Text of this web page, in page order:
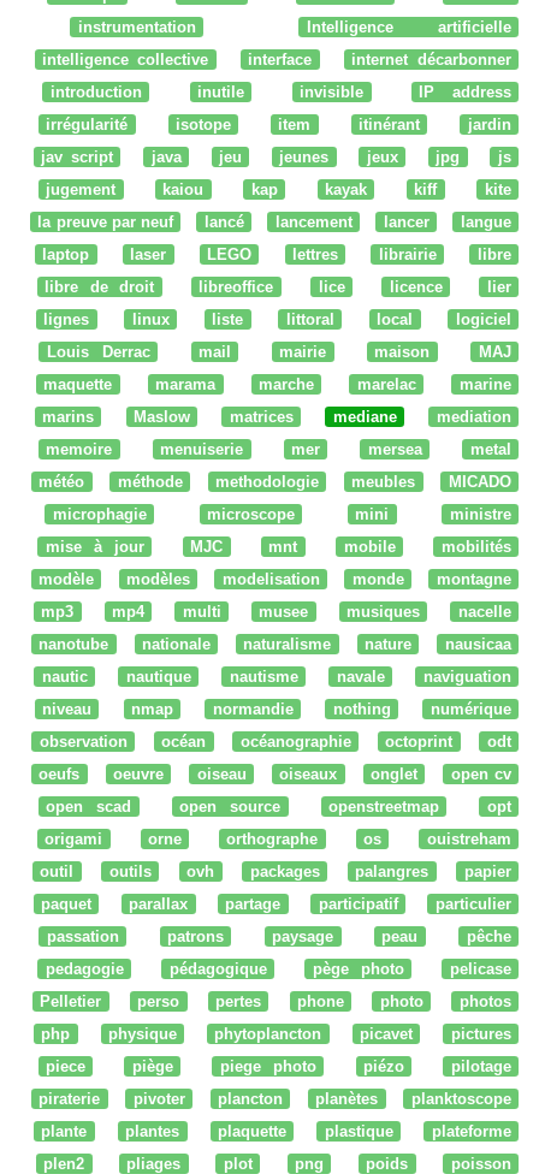
instrumentation
Intelligence artificielle
intelligence collective
interface
internet décarbonner
introduction
inutile invisible
IP address
irrégularité
isotope item itinérant
jardin
jav script
java jeu jeunes jeux jpg
js
jugement
kaiou kap kayak kiff
kite
la preuve par neuf
lancé lancement lancer
langue
laptop
laser LEGO lettres librairie
libre
libre de droit
libreoffice lice licence
lier
lignes
linux liste littoral local
logiciel
Louis Derrac
mail mairie maison
MAJ
maquette
marama marche marelac
marine
marins
Maslow matrices mediane
mediation
memoire
menuiserie mer mersea
metal
météo
méthode methodologie meubles
MICADO
microphagie
microscope mini
ministre
mise à jour
MJC mnt mobile
mobilités
modèle
modèles modelisation monde
montagne
mp3
mp4 multi musee musiques
nacelle
nanotube
nationale naturalisme nature
nausicaa
nautic
nautique nautisme navale
naviguation
niveau
nmap normandie nothing
numérique
observation
océan océanographie octoprint
odt
oeufs
oeuvre oiseau oiseaux onglet
open cv
open scad
open source openstreetmap
opt
origami
orne orthographe os
ouistreham
outil
outils ovh packages palangres
papier
paquet
parallax partage participatif
particulier
passation
patrons paysage peau
pêche
pedagogie
pédagogique pège photo
pelicase
Pelletier
perso pertes phone photo
photos
php
physique phytoplancton picavet
pictures
piece
piège piege photo piézo
pilotage
piraterie
pivoter plancton planètes
planktoscope
plante
plantes plaquette plastique
plateforme
plen2
pliages plot png poids
poisson